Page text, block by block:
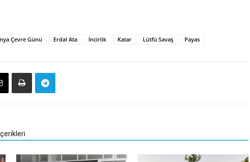
Çevre Günü Erdal Ata İncirlik Katar Lütfü Savaş Payas